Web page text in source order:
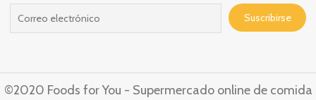
©2020 Foods for You - Supermercado online de comida